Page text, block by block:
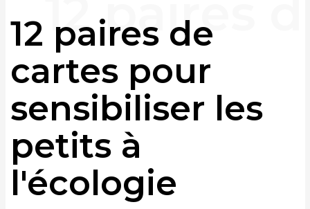
12 paires de
cartes pour
sensibiliser les
petits à
l'écologie